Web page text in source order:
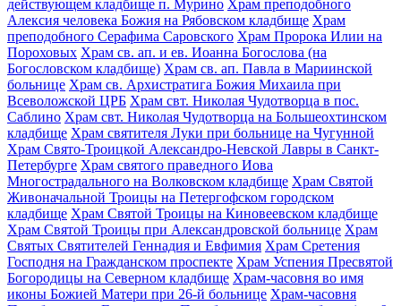
действующем кладбище п. Мурино Храм преподобного
Алексия человека Божия на Рябовском кладбище Храм
преподобного Серафима Саровского Храм Пророка Илии на
Пороховых Храм св. ап. и ев. Иоанна Богослова (на
Богословском кладбище) Храм св. ап. Павла в Мариинской
больнице Храм св. Архистратига Божия Михаила при
Всеволожской ЦРБ Храм свт. Николая Чудотворца в пос.
Саблино Храм свт. Николая Чудотворца на Большеохтинском
кладбище Храм святителя Луки при больнице на Чугунной
Храм Свято-Троицкой Александро-Невской Лавры в Санкт-
Петербурге Храм святого праведного Иова
Многострадального на Волковском кладбище Храм Святой
Живоначальной Троицы на Петергофском городском
кладбище Храм Святой Троицы на Киновеевском кладбище
Храм Святой Троицы при Александровской больнице Храм
Святых Святителей Геннадия и Евфимия Храм Сретения
Господня на Гражданском проспекте Храм Успения Пресвятой
Богородицы на Северном кладбище Храм-часовня во имя
иконы Божией Матери при 26-й больнице Храм-часовня